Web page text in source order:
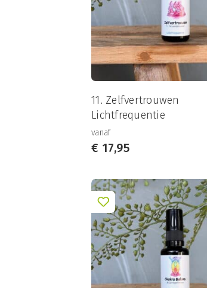
11. Zelfvertrouwen
Lichtfrequentie
vanaf
€ 17,95